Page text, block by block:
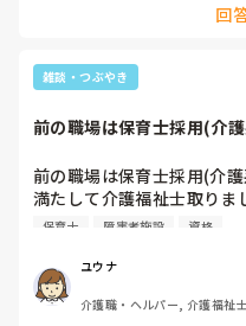
回
雑談・つぶやき
前の職場は保育士採用(介
前の職場は保育士採用(介
満たして介護福祉士取り
が潜在的に抜けない…ちっ
保育士 障害者施設 資格
ユウナ
介護職・ヘルパー, 介護福祉